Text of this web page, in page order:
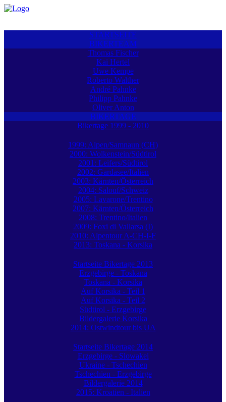
STARTSEITE
BIKERTEAM
Thomas Fischer
Kai Hertel
Uwe Kempe
Roberto Walther
André Pahnke
Philipp Pahnke
Oliver Anton
BIKERTAGE
Bikertage 1999 - 2010
1999: Alpen/Samnaun (CH)
2000: Wolkenstein/Südtirol
2001: Leifers/Südtirol
2002: Gardasee/Italien
2003: Kärnten/Österreich
2004: Salouf/Schweiz
2005: Lavarone/Trentino
2007: Kärnten/Österreich
2008: Trentino/Italien
2009: Foxi di Vallarsa (I)
2010: Alpentour A-CH-I-F
2013: Toskana - Korsika
Startseite Bikertage 2013
Erzgebirge - Toskana
Toskana - Korsika
Auf Korsika - Teil 1
Auf Korsika - Teil 2
Südtirol - Erzgebirge
Bildergalerie Korsika
2014: Ostwindtour bis UA
Startseite Bikertage 2014
Erzgebirge - Slowakei
Ukraine - Tschechien
Tschechien - Erzgebirge
Bildergalerie 2014
2015: Kroatien - Italien